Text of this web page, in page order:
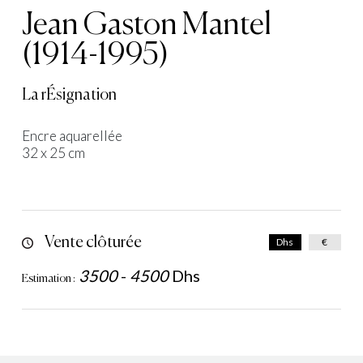
Jean Gaston Mantel
(1914-1995)
La rÉsignation
Encre aquarellée
32 x 25 cm
Vente clôturée
Estimation : 3500- 4500 Dhs
Dhs €